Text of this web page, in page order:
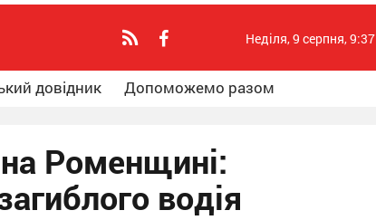
Неділя, 9 серпня, 9:37
довідник Допоможемо разом
Роменщині:
водія